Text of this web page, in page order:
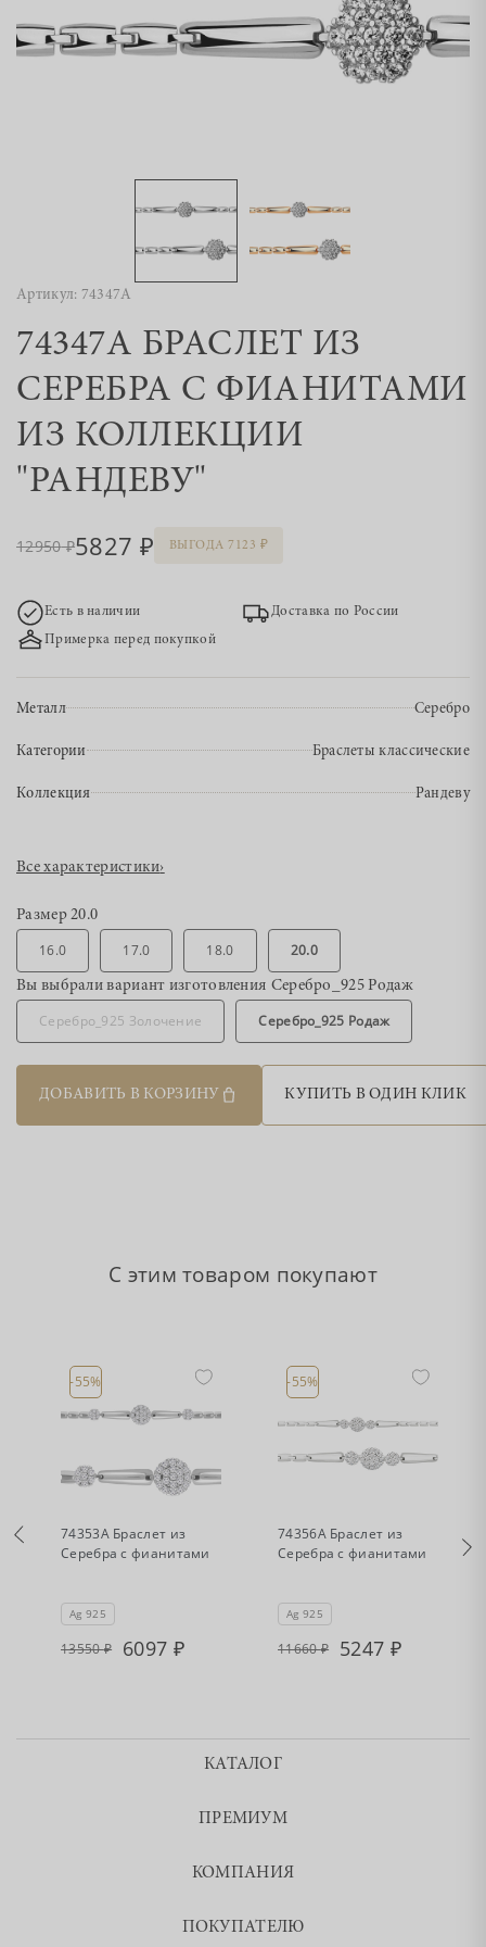
Артикул: 74347А
74347А БРАСЛЕТ ИЗ
СЕРЕБРА С ФИАНИТАМИ
ИЗ КОЛЛЕКЦИИ
"РАНДЕВУ"
12950 5827 ВЫГОДА 7123
Есть в наличии
Доставка по России
Примерка перед покупкой
Металл Серебро
Категории Браслеты классические
Коллекция Рандеву
Все характеристики›
Размер20.0
16.0 17.0 18.0 20.0
Вы выбрали вариант изготовления Серебро_925 Родаж
Серебро_925 Золочение Серебро_925 Родаж
ДОБАВИТЬ В КОРЗИНУ КУПИТЬ В ОДИН КЛИК
С этим товаром покупают
-55%
74353А Браслет из
Серебра с фианитами
Ag 925
13550 6097
-55%
74356А Браслет из
Серебра с фианитами
Ag 925
11660 5247
КАТАЛОГ
ПРЕМИУМ
КОМПАНИЯ
ПОКУПАТЕЛЮ